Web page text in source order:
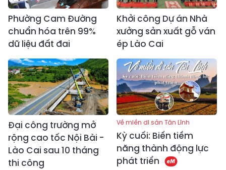
Phường Cam Đường
chuẩn hóa trên 99%
dữ liệu đất đai
Khởi công Dự án Nhà
xưởng sản xuất gỗ ván
ép Lào Cai
Đại công trường mở
rộng cao tốc Nội Bài -
Lào Cai sau 10 tháng
thi công
Về miền di sản Tân Lĩnh
Kỳ cuối: Biến tiềm
năng thành động lực
phát triển